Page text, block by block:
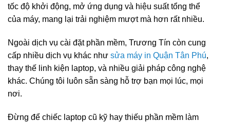
tốc độ khởi động, mở ứng dụng và hiệu suất tổng thể
của máy, mang lại trải nghiệm mượt mà hơn rất nhiều.
Ngoài dịch vụ cài đặt phần mềm, Trương Tín còn cung
cấp nhiều dịch vụ khác như sửa máy in Quận Tân Phú,
thay thế linh kiện laptop, và nhiều giải pháp công nghệ
khác. Chúng tôi luôn sẵn sàng hỗ trợ bạn mọi lúc, mọi
nơi.
Đừng để chiếc laptop cũ kỹ hay thiếu phần mềm làm